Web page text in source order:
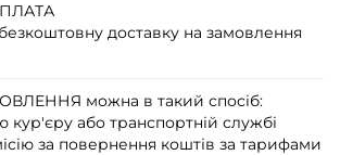
доставку на замовлення
можна в такий спосіб:
кур'єру або транспортній службі
за повернення коштів за тарифами